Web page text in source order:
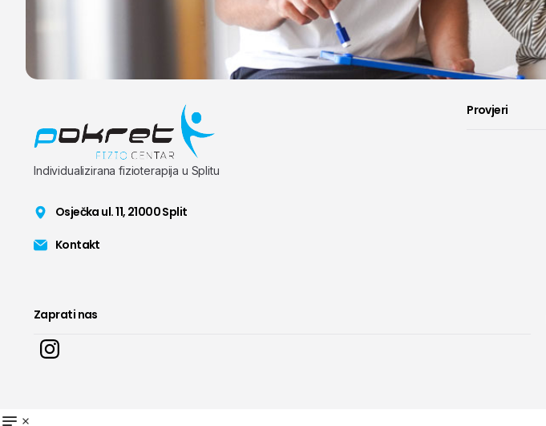
Individualizirana fizioterapija u Splitu
Osječka ul. 11, 21000 Split
Kontakt
Provjeri
Zaprati nas